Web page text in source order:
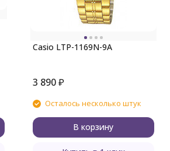
Casio LTP-1169N-9A
3 890₽
Осталось несколько штук
В корзину